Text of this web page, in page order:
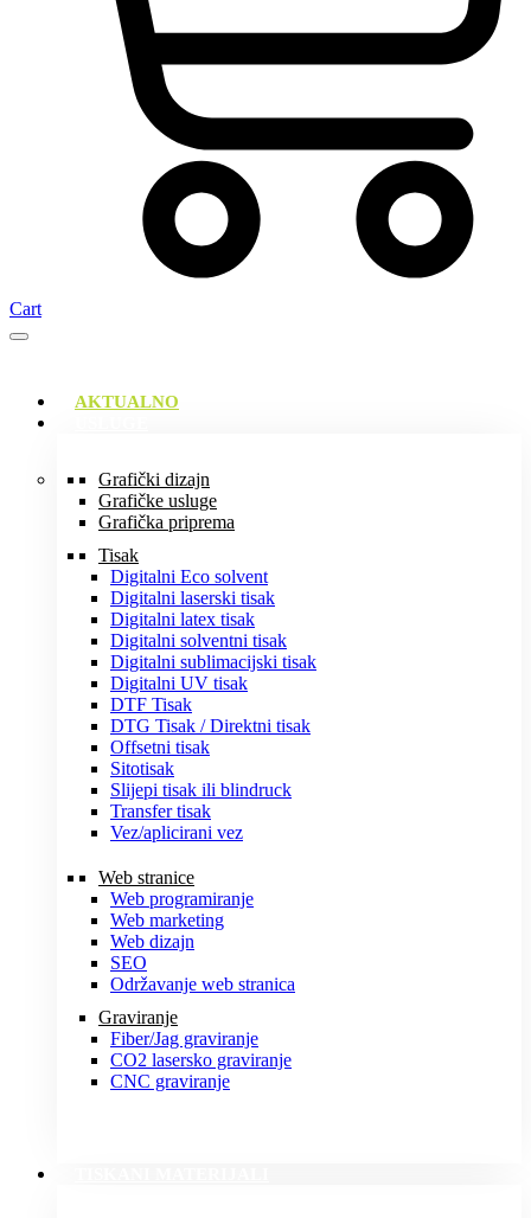
Cart
AKTUALNO
Grafički dizajn
Grafičke usluge
Grafička priprema
Tisak
Digitalni Eco solvent
Digitalni laserski tisak
Digitalni latex tisak
Digitalni solventni tisak
Digitalni sublimacijski tisak
Digitalni UV tisak
DTF Tisak
DTG Tisak / Direktni tisak
Offsetni tisak
Sitotisak
Slijepi tisak ili blindruck
Transfer tisak
Vez/aplicirani vez
Web stranice
Web programiranje
Web marketing
Web dizajn
SEO
Održavanje web stranica
Graviranje
Fiber/Jag graviranje
CO2 lasersko graviranje
CNC graviranje